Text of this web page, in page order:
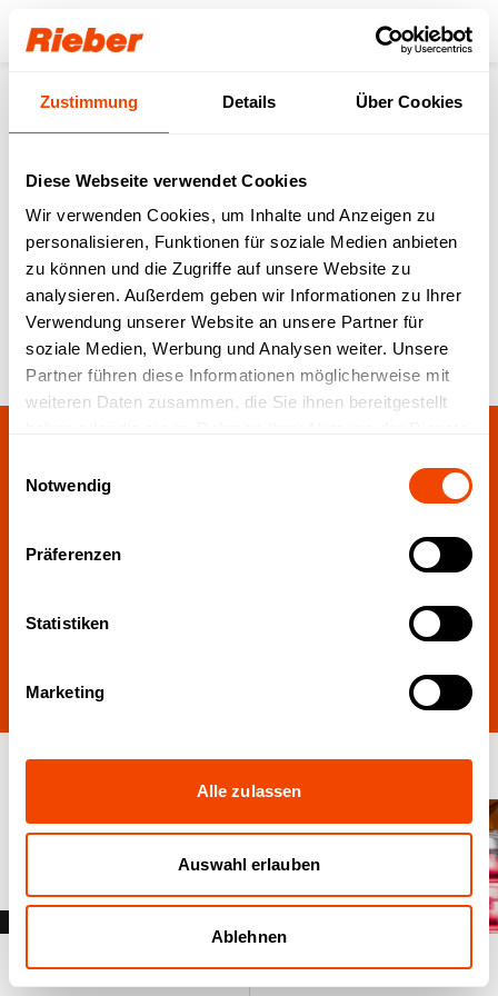
Zustimmung Details Über Cookies
Diese Webseite verwendet Cookies
Wir verwenden Cookies, um Inhalte und Anzeigen zu
personalisieren, Funktionen für soziale Medien anbieten
zu können und die Zugriffe auf unsere Website zu
analysieren. Außerdem geben wir Informationen zu Ihrer
Verwendung unserer Website an unsere Partner für
soziale Medien, Werbung und Analysen weiter. Unsere
Partner führen diese Informationen möglicherweise mit
weiteren Daten zusammen, die Sie ihnen bereitgestellt
Notwendig
Präferenzen
Statistiken
Marketing
Alle zulassen
Auswahl erlauben
Ablehnen
Login
Die neue DIN 18849:
Kennzeichnung von
Speisenbehältern
Pressemitteilungen 10.06.2026
Download:
Produktsuche Anfrageliste